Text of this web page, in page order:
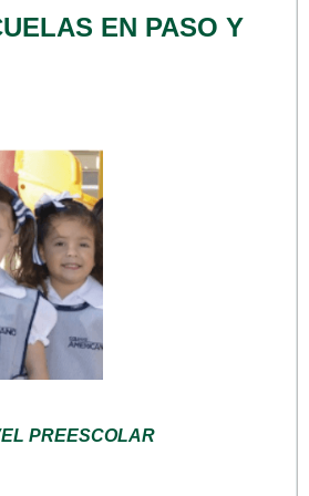
EN PASO Y
PREESCOLAR